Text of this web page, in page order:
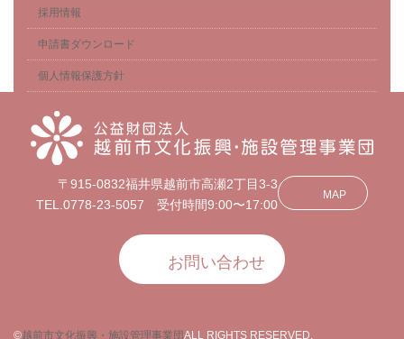
採用情報
申請書ダウンロード
個人情報保護方針
〒915-0832福井県越前市高瀬2丁目3-3
TEL.0778-23-5057 受付時間9:00〜17:00
MAP
お問い合わせ
©越前市文化振興・施設管理事業団ALL RIGHTS RESERVED.